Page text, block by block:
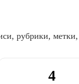
рубрики,
4